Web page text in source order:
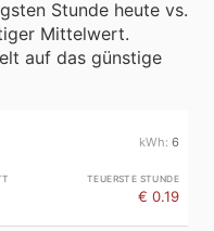
Stunde heute vs.
Mittelwert.
auf das günstige
6
€ 0.19